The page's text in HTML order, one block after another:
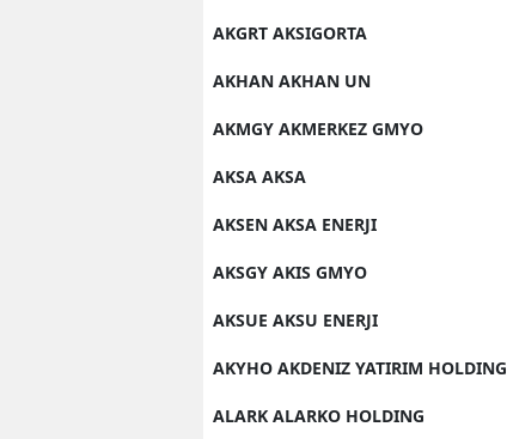
AKGRT AKSIGORTA
AKHAN AKHAN UN
AKMGY AKMERKEZ GMYO
AKSA AKSA
AKSEN AKSA ENERJI
AKSGY AKIS GMYO
AKSUE AKSU ENERJI
AKYHO AKDENIZ YATIRIM HOLDING
ALARK ALARKO HOLDING